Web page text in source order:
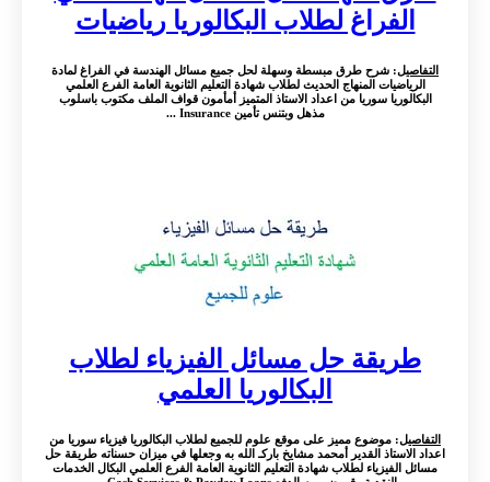
الفراغ لطلاب البكالوريا رياضيات
التفاصيل: شرح طرق مبسطة وسهلة لحل جميع مسائل الهندسة في الفراغ لمادة
الرياضيات المنهاج الحديث لطلاب شهادة التعليم الثانوية العامة الفرع العلمي
البكالوريا سوريا من اعداد الاستاذ المتميز أمأمون قواف الملف مكتوب باسلوب
مذهل وبتنس تأمين Insurance ...
طريقة حل مسائل الفيزياء لطلاب
البكالوريا العلمي
التفاصيل: موضوع مميز على موقع علوم للجميع لطلاب البكالوريا فيزياء سوريا من
اعداد الاستاذ القدير أمحمد مشايخ باركـ الله به وجعلها في ميزان حسناته طريقة حل
مسائل الفيزياء لطلاب شهادة التعليم الثانوية العامة الفرع العلمي البكال الخدمات